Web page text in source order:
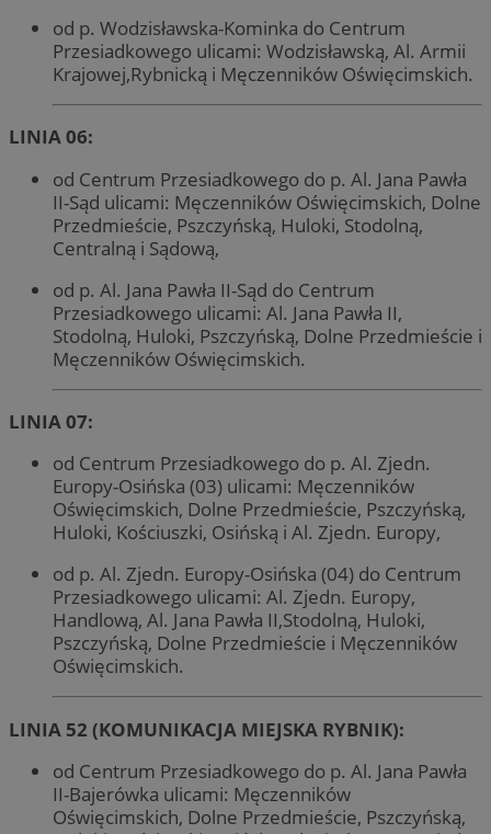
od p. Wodzisławska-Kominka do Centrum
Przesiadkowego ulicami: Wodzisławską, Al. Armii
Krajowej,Rybnicką i Męczenników Oświęcimskich.
LINIA 06:
od Centrum Przesiadkowego do p. Al. Jana Pawła
II-Sąd ulicami: Męczenników Oświęcimskich, Dolne
Przedmieście, Pszczyńską, Huloki, Stodolną,
Centralną i Sądową,
od p. Al. Jana Pawła II-Sąd do Centrum
Przesiadkowego ulicami: Al. Jana Pawła II,
Stodolną, Huloki, Pszczyńską, Dolne Przedmieście i
Męczenników Oświęcimskich.
LINIA 07:
od Centrum Przesiadkowego do p. Al. Zjedn.
Europy-Osińska (03) ulicami: Męczenników
Oświęcimskich, Dolne Przedmieście, Pszczyńską,
Huloki, Kościuszki, Osińską i Al. Zjedn. Europy,
od p. Al. Zjedn. Europy-Osińska (04) do Centrum
Przesiadkowego ulicami: Al. Zjedn. Europy,
Handlową, Al. Jana Pawła II,Stodolną, Huloki,
Pszczyńską, Dolne Przedmieście i Męczenników
Oświęcimskich.
LINIA 52 (KOMUNIKACJA MIEJSKA RYBNIK):
od Centrum Przesiadkowego do p. Al. Jana Pawła
II-Bajerówka ulicami: Męczenników
Oświęcimskich, Dolne Przedmieście, Pszczyńską,